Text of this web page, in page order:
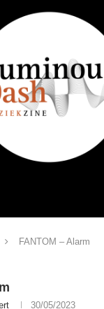
FANTOM – Alarm
30/05/2023